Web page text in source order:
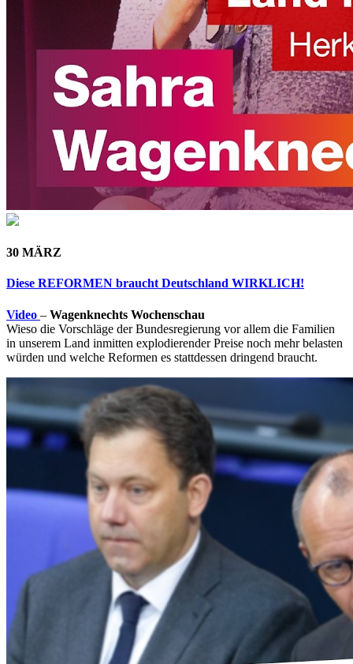
30 MÄRZ
Diese REFORMEN braucht Deutschland WIRKLICH!
Video – Wagenknechts Wochenschau
Wieso die Vorschläge der Bundesregierung vor allem die Familien
in unserem Land inmitten explodierender Preise noch mehr belasten
würden und welche Reformen es stattdessen dringend braucht.